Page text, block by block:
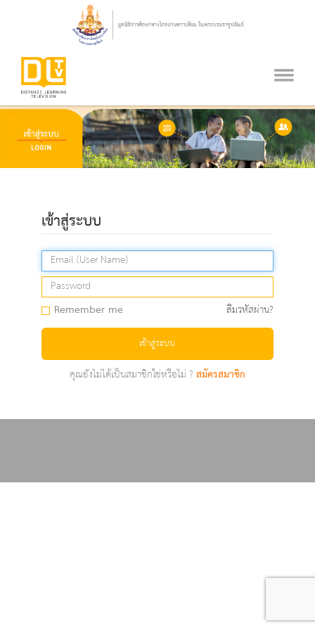
เข้าสู่ระบบ
Remember me ลืมรหัสผ่าน?
เข้าสู่ระบบ
คุณยังไม่ได้เป็นสมาชิกใช่หรือไม่ ?สมัครสมาชิก